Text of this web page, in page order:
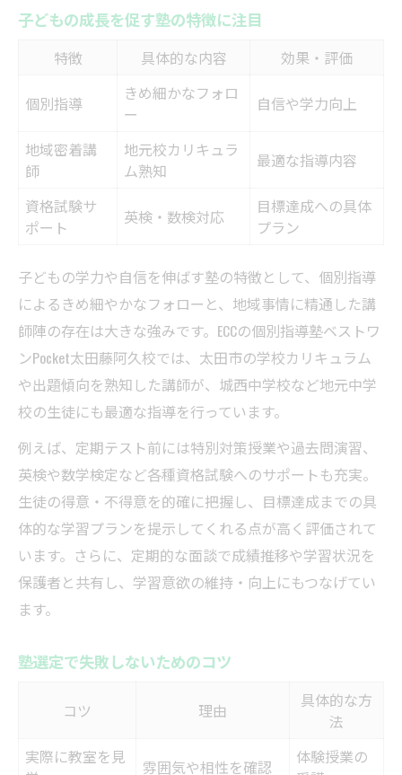
塾体制の満足度を左右する要素
塾の口コミで分かるサポート力
子どもの成長を促す塾の特徴に注目
特徴 具体的な内容 効果・評価
個別指導
きめ細かなフォロ
ー
自信や学力向上
地域密着講
師
地元校カリキュラ
ム熟知
最適な指導内容
資格試験サ
ポート
英検・数検対応
目標達成への具体
プラン
子どもの学力や自信を伸ばす塾の特徴として、個別指導
によるきめ細やかなフォローと、地域事情に精通した講
師陣の存在は大きな強みです。ECCの個別指導塾ベストワ
ンPocket太田藤阿久校では、太田市の学校カリキュラム
や出題傾向を熟知した講師が、城西中学校など地元中学
校の生徒にも最適な指導を行っています。
例えば、定期テスト前には特別対策授業や過去問演習、
英検や数学検定など各種資格試験へのサポートも充実。
生徒の得意・不得意を的確に把握し、目標達成までの具
体的な学習プランを提示してくれる点が高く評価されて
います。さらに、定期的な面談で成績推移や学習状況を
保護者と共有し、学習意欲の維持・向上にもつなげてい
ます。
塾選定で失敗しないためのコツ
コツ 理由
具体的な方
法
実際に教室を見
雰囲気や相性を確認
体験授業の